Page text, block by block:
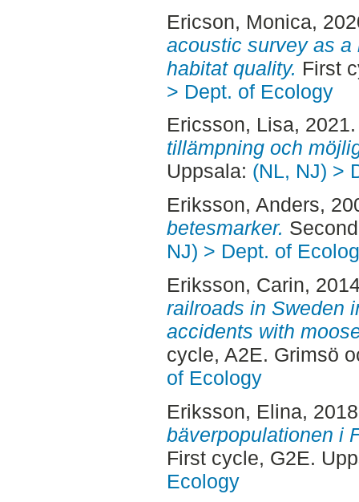
Ericson, Monica,
acoustic survey as
habitat quality. First
> Dept. of Ecology
Ericsson, Lisa,
tillämpning och
Uppsala: (NL, NJ) >
Eriksson, Anders,
betesmarker.
NJ) > Dept. of
Eriksson, Carin,
railroads in Sweden
accidents with
cycle, A2E. Grimsö
of Ecology
Eriksson, Elina,
bäverpopulationen i
First cycle, G2E.
Ecology